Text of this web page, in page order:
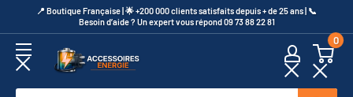
au
contenu
​📍​ Boutique Française | 🌟 +200 000 clients satisfaits depuis + de 25 ans | 📞​
Besoin d’aide ? Un expert vous répond 09 73 88 22 81
Accessoires
0